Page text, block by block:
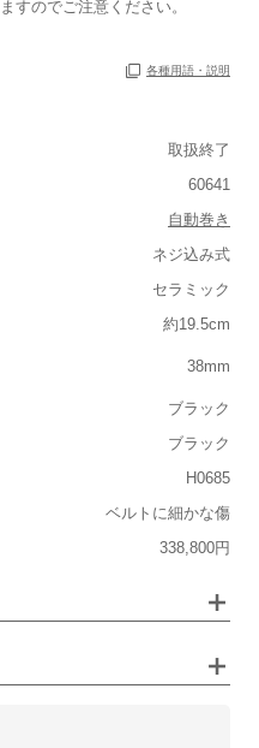
すのでご注意ください。
各種用語・説明
取扱終了
60641
自動巻き
ネジ込み式
セラミック
約19.5cm
38mm
ブラック
ブラック
H0685
ベルトに細かな傷
338,800円
大きい
ビジネス